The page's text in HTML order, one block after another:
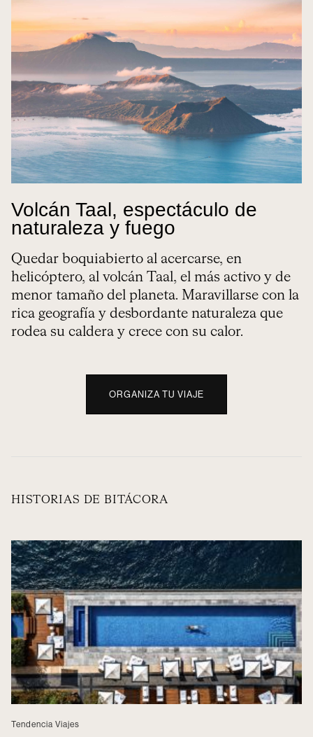
Volcán Taal, espectáculo de
naturaleza y fuego
Quedar boquiabierto al acercarse, en
helicóptero, al volcán Taal, el más activo y de
menor tamaño del planeta. Maravillarse con la
rica geografía y desbordante naturaleza que
rodea su caldera y crece con su calor.
ORGANIZA TU VIAJE
HISTORIAS DE BITÁCORA
Tendencia Viajes